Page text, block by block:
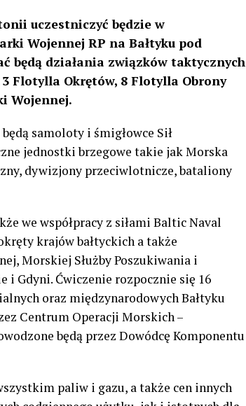
uczestniczyć będzie w
Wojennej RP na Bałtyku pod
będą działania związków taktycznych
Flotylla Okrętów, 8 Flotylla Obrony
Wojennej.
samoloty i śmigłowce Sił
jednostki brzegowe takie jak Morska
dywizjony przeciwlotnicze, bataliony
we współpracy z siłami Baltic Naval
krajów bałtyckich a także
Morskiej Służby Poszukiwania i
i Gdyni. Ćwiczenie rozpocznie się 16
oraz międzynarodowych Bałtyku
Centrum Operacji Morskich –
będą przez Dowódcę Komponentu
paliw i gazu, a także cen innych